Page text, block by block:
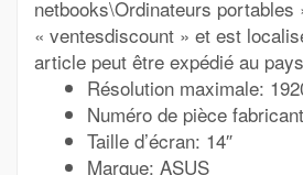
netbooks\Ordinateurs portables
« ventesdiscount » et est
article peut être expédié au
Résolution maximale:
Numéro de pièce
Taille d’écran: 14″
Marque: ASUS